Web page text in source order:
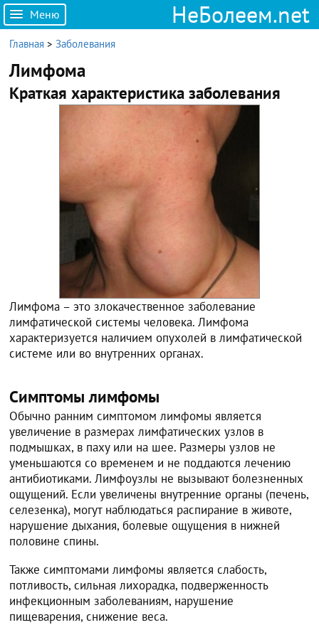
Меню НеБолеем.net
Главная >Заболевания
Лимфома
Краткая характеристика заболевания
Лимфома – это злокачественное заболевание
лимфатической системы человека. Лимфома
характеризуется наличием опухолей в лимфатической
системе или во внутренних органах.
Симптомы лимфомы
Обычно ранним симптомом лимфомы является
увеличение в размерах лимфатических узлов в
подмышках, в паху или на шее. Размеры узлов не
уменьшаются со временем и не поддаются лечению
антибиотиками. Лимфоузлы не вызывают болезненных
ощущений. Если увеличены внутренние органы (печень,
селезенка), могут наблюдаться распирание в животе,
нарушение дыхания, болевые ощущения в нижней
половине спины.
Также симптомами лимфомы является слабость,
потливость, сильная лихорадка, подверженность
инфекционным заболеваниям, нарушение
пищеварения, снижение веса.